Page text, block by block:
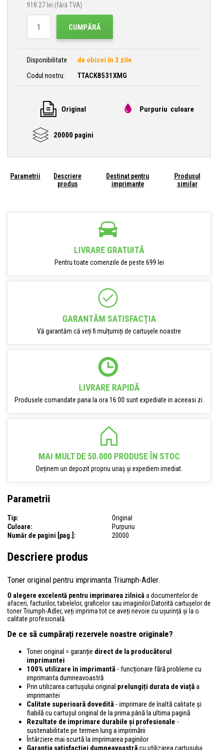
918.27 lei (fără TVA)
CUMPĂRĂ
Disponibilitate
de obicei în 3 zile
Codul nostru:
TTACK8531XMG
Original Purpuriu culoare
20000 pagini
Parametrii
Descriere
produs
Destinat pentru
imprimante
Produsul
similar
LIVRARE GRATUITĂ
Pentru toate comenzile de peste 699 lei
GARANTĂM SATISFACŢIA
Vă garantăm că veți fi mulțumiți de cartușele noastre
LIVRARE RAPIDĂ
Produsele comandate pana la ora 16:00 sunt expediate in aceeasi zi.
MAI MULT DE 50.000 PRODUSE ÎN STOC
Deținem un depozit propriu uriaș și expediem imediat.
Parametrii
Tip:
Original
Culoare:
Purpuriu
Număr de pagini [pag.]:
20000
Descriere produs
Toner original pentru imprimanta Triumph-Adler.
O alegere excelentă pentru imprimarea zilnică a documentelor de
afaceri, facturilor, tabelelor, graficelor sau imaginilor.Datorită cartușelor de
toner Triumph-Adler, veți imprima tot ce aveți nevoie cu ușurință și la o
calitate profesională.
De ce să cumpărați rezervele noastre originale?
Toner original = garanție direct de la producătorul
imprimantei
100% utilizare în imprimantă - funcționare fără probleme cu
imprimanta dumneavoastră
Prin utilizarea cartușului original prelungiți durata de viațăa
imprimantei
Calitate superioară dovedită - imprimare de înaltă calitate și
fiabilă cu cartușul original de la prima până la ultima pagină
Rezultate de imprimare durabile și profesionale -
sustenabilitate pe termen lung a imprimării
Întârziere mai scurtă la imprimarea paginilor
Garanția satisfacției dumneavoastrăcu utilizarea cartușului